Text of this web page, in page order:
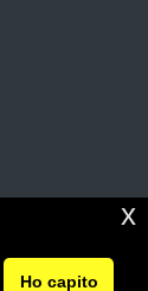
Ho capito
x